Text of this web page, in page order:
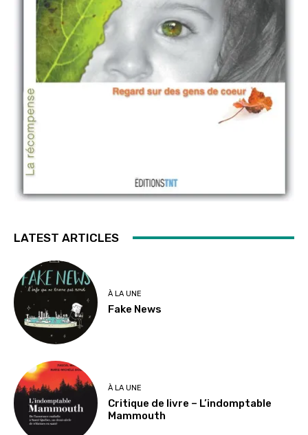
LATEST ARTICLES
À LA UNE
Fake News
À LA UNE
Critique de livre – L’indomptable
Mammouth